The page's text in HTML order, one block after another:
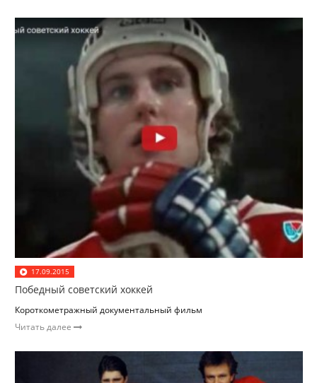
17.09.2015
Победный советский хоккей
Короткометражный документальный фильм
Читать далее